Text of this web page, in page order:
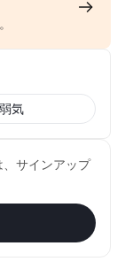
弱気
サインアップ